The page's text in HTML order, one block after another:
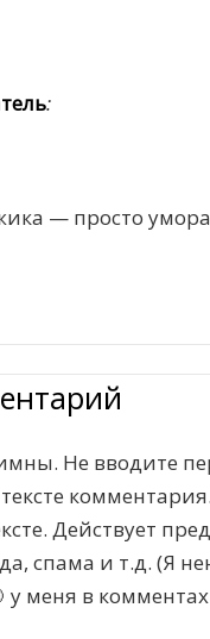
:
— просто
Не вводите
Действует
спама и т.д. (Я
меня в комментах